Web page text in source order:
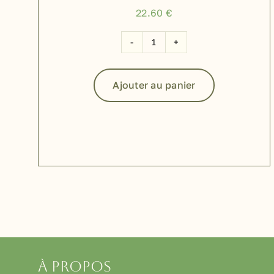
22.60 €
quantité
de
Ajouter au panier
À propos